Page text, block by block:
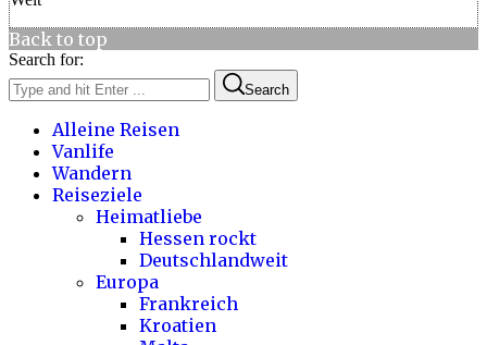
Back to top
Search for:
Search
Alleine Reisen
Vanlife
Wandern
Reiseziele
Heimatliebe
Hessen rockt
Deutschlandweit
Europa
Frankreich
Kroatien